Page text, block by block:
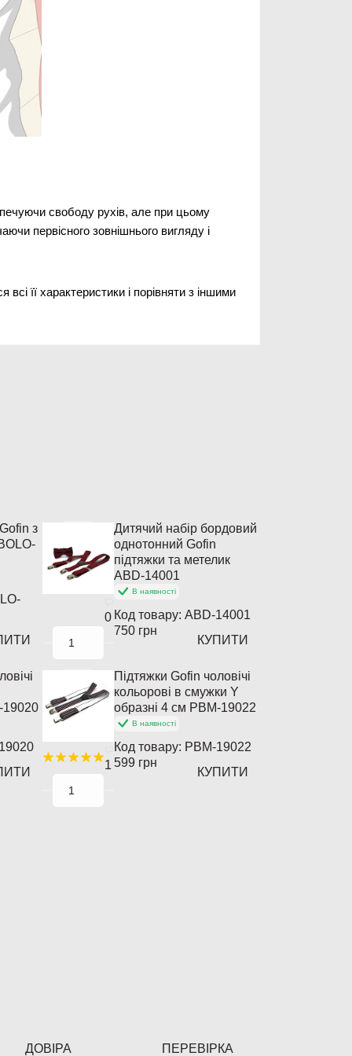
свободу рухів, але при цьому
первісного зовнішнього вигляду і
її характеристики і порівняти з іншими
з
0
Дитячий набір бордовий
однотонний Gofin
підтяжки та метелик
ABD-14001
В наявності
Код товару: ABD-14001
750 грн
КУПИТИ
19020
1
Підтяжки Gofin чоловічі
кольорові в смужки Y
образні 4 см PBM-19022
В наявності
Код товару: PBM-19022
599 грн
КУПИТИ
ДОВІРА ПЕРЕВІРКА